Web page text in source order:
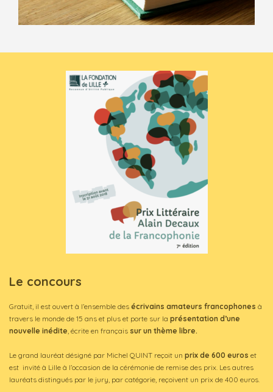
Le concours
Gratuit, il est ouvert à l’ensemble des écrivains amateurs francophones à
travers le monde de 15 ans et plus et porte sur la présentation d’une
nouvelle inédite , écrite en français sur un thème libre.
Le grand lauréat désigné par Michel QUINT reçoit un prix de 600 euros et
est invité à Lille à l’occasion de la cérémonie de remise des prix. Les autres
lauréats distingués par le jury, par catégorie, reçoivent un prix de 400 euros.